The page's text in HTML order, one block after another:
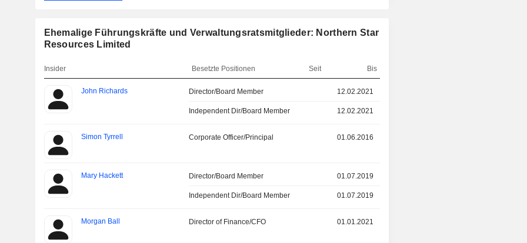
Ehemalige Führungskräfte und Verwaltungsratsmitglieder: Northern Star
Resources Limited
Insider Besetzte Positionen Seit Bis
John Richards Director/Board Member 12.02.2021
Independent Dir/Board Member 12.02.2021
Simon Tyrrell Corporate Officer/Principal 01.06.2016
Mary Hackett Director/Board Member 01.07.2019
Independent Dir/Board Member 01.07.2019
Morgan Ball Director of Finance/CFO 01.01.2021